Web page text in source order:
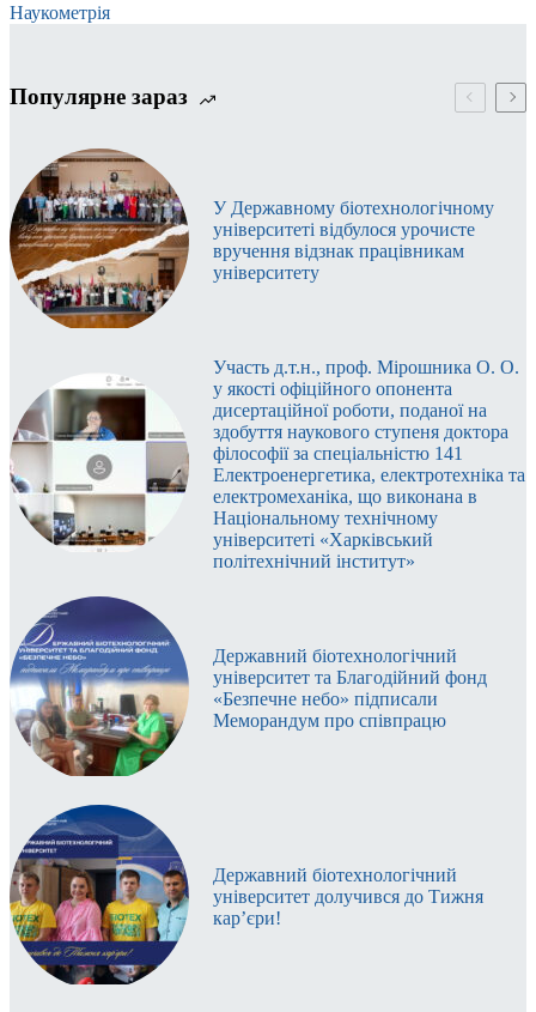
Наукометрія
Популярне зараз
У Державному біотехнологічному
університеті відбулося урочисте
вручення відзнак працівникам
університету
Участь д.т.н., проф. Мірошника О. О.
у якості офіційного опонента
дисертаційної роботи, поданої на
здобуття наукового ступеня доктора
філософії за спеціальністю 141
Електроенергетика, електротехніка та
електромеханіка, що виконана в
Національному технічному
університеті «Харківський
політехнічний інститут»
Державний біотехнологічний
університет та Благодійний фонд
«Безпечне небо» підписали
Меморандум про співпрацю
Державний біотехнологічний
університет долучився до Тижня
кар’єри!